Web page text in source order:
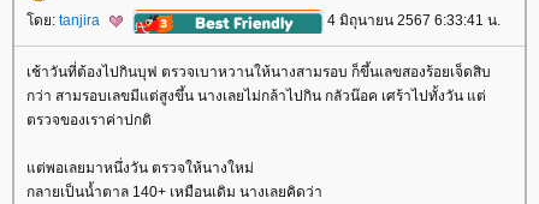
ดย: tanjira 4 มิถุนายน 2567 6:33:41 น.
เช้าวันที่ต้องไปกินบุฟ ตรวจเบาหวานให้นางสามรอบ ก็ขึ้นเลขสองร้อยเจ็ดสิบ
กว่า สามรอบเลขมีแต่สูงขึ้น นางเลยไม่กล้าไปกิน กลัวน๊อค เศร้าไปทั้งวัน แต่
ตรวจของเราค่าปกติ
ต่พอเลยมาหนึ่งวัน ตรวจให้นางใหม่
กลายเป็นน้ำตาล 140+ เหมือนเดิม นางเลยคิดว่า